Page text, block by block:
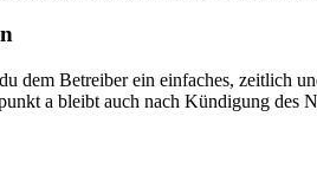
dem Betreiber ein einfaches, zeitlich
a bleibt auch nach Kündigung des